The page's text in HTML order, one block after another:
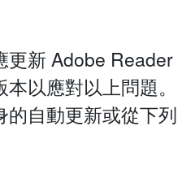
更新 Adobe Reader
以應對以上問題。
的自動更新或從下列